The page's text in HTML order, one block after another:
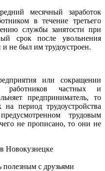
месячный заработок
в течение третьего
службы занятости при
срок после увольнения
и не был им трудоустроен.
или сокращении
работников частных и
предприниматель, то
период трудоустройства
трудовым
не прописано, то они не
Новокузнецке
полезным с друзьями